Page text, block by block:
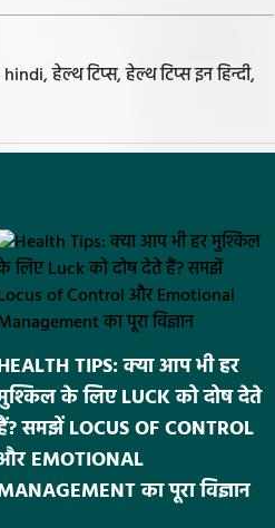
हेल्थ टिप्स, हेल्थ टिप्स इन हिन्दी,
TIPS: क्या आप भी हर
के लिए LUCK को दोष देते
समझें LOCUS OF CONTROL
EMOTIONAL
का पूरा विज्ञान